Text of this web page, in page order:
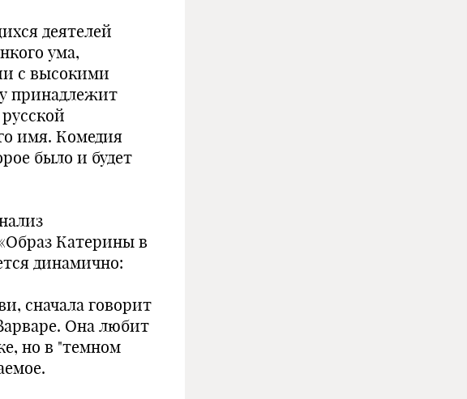
деятелей
ума,
с высокими
принадлежит
имя. Комедия
было и будет
Катерины в
динамично:
сначала говорит
Она любит
но в "темном